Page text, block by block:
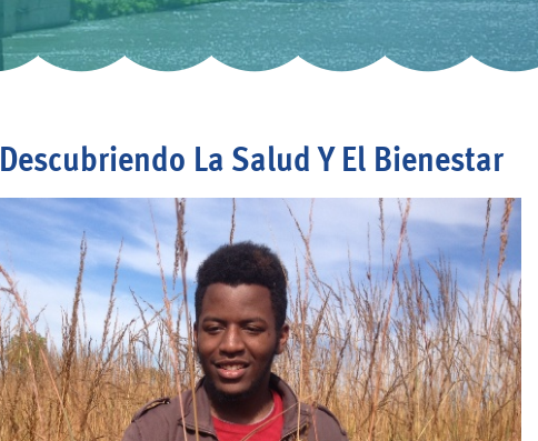
Descubriendo La Salud Y El Bienestar